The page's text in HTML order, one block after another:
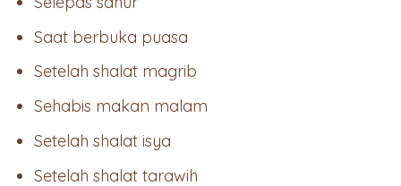
Saat berbuka puasa
Setelah shalat magrib
Sehabis makan malam
Setelah shalat isya
Setelah shalat tarawih